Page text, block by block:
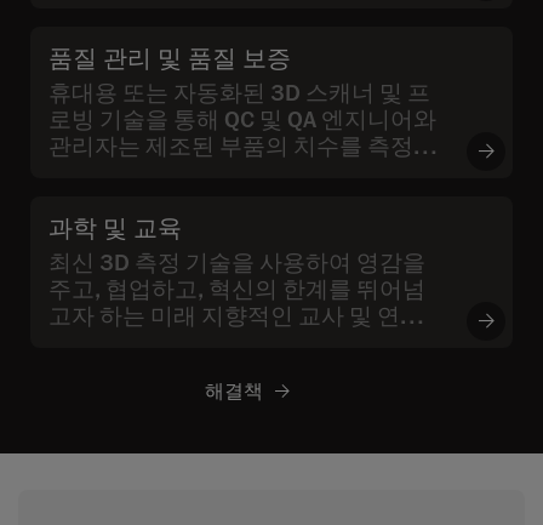
품질 관리 및 품질 보증
휴대용 또는 자동화된 3D 스캐너 및 프
로빙 기술을 통해 QC 및 QA 엔지니어와
관리자는 제조된 부품의 치수를 측정하
을 수 있습니다
과학 및 교육
최신 3D 측정 기술을 사용하여 영감을
주고, 협업하고, 혁신의 한계를 뛰어넘
고자 하는 미래 지향적인 교사 및 연구원
해결책